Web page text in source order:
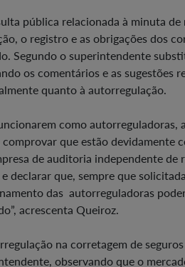
pública relacionada à minuta
o registro e as obrigações dos
Segundo o superintendente
os comentários e as sugestões
quanto à autorregulação.
como autorreguladoras,
comprovar que estão devidamente
de auditoria independente de
declarar que, sempre que
das autorreguladoras
acrescenta Queiroz.
na corretagem de
observando que o